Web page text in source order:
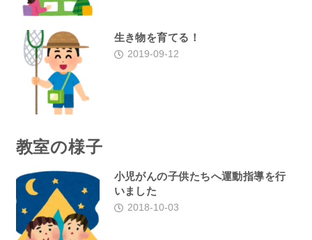
生き物を育てる！
2019-09-12
教室の様子
小児がんの子供たちへ運動指導を行
いました
2018-10-03